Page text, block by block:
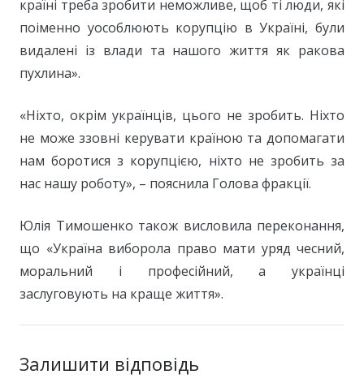
країні треба зробити неможливе, щоб ті люди, які
поіменно уособлюють корупцію в Україні, були
видалені із влади та нашого життя як ракова
пухлина».
«Ніхто, окрім українців, цього не зробить. Ніхто
не може ззовні керувати країною та допомагати
нам боротися з корупцією, ніхто не зробить за
нас нашу роботу», – пояснила Голова фракції.
Юлія Тимошенко також висловила переконання,
що «Україна виборола право мати уряд чесний,
моральний і професійний, а українці
заслуговують на краще життя».
Залишити відповідь